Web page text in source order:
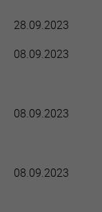
28.09.2023
08.09.2023
08.09.2023
08.09.2023